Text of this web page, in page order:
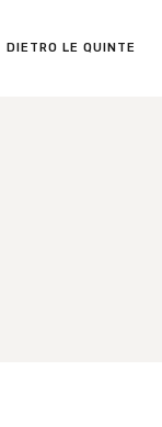
DIETRO LE QUINTE